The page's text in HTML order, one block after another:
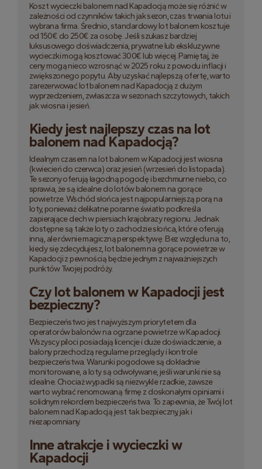
Koszt wycieczki balonem nad Kapadocją może się różnić w
zależności od czynników takich jak sezon, czas trwania lotu i
wybrana firma. Średnio, standardowy lot balonem kosztuje
od 150€ do 250€ za osobę. Jeśli szukasz bardziej
luksusowego doświadczenia, prywatne lub ekskluzywne
wycieczki mogą kosztować 300€ lub więcej. Pamiętaj, że
ceny mogą nieco wzrosnąć w 2025 roku z powodu inflacji i
zwiększonego popytu. Aby uzyskać najlepszą ofertę, warto
zarezerwować lot balonem nad Kapadocją z dużym
wyprzedzeniem, zwłaszcza w sezonach szczytowych, takich
jak wiosna i jesień.
Kiedy jest najlepszy czas na lot
balonem nad Kapadocją?
Idealnym czasem na lot balonem w Kapadocji jest wiosna
(kwiecień do czerwca) oraz jesień (wrzesień do listopada).
Te sezony oferują łagodną pogodę i bezchmurne niebo, co
sprawia, że są idealne do lotów balonem na gorące
powietrze. Wschód słońca jest najpopularniejszą porą na
loty, ponieważ delikatne poranne światło podkreśla
zapierające dech w piersiach krajobrazy regionu. Jednak
dostępne są także loty o zachodzie słońca, które oferują
inną, ale równie magiczną perspektywę. Bez względu na to,
kiedy się zdecydujesz, lot balonem na gorące powietrze w
Kapadocji z pewnością będzie jednym z najważniejszych
punktów Twojej podróży.
Czy lot balonem w Kapadocji jest
bezpieczny?
Bezpieczeństwo jest najwyższym priorytetem dla
operatorów balonów na ogrzane powietrze w Kapadocji.
Wszyscy piloci posiadają licencje i duże doświadczenie, a
balony przechodzą regularne przeglądy i kontrole
bezpieczeństwa. Warunki pogodowe są dokładnie
monitorowane, a loty są odwoływane, jeśli warunki nie są
idealne. Chociaż wypadki są niezwykle rzadkie, zawsze
warto wybrać renomowaną firmę z doskonałymi opiniami i
solidnym rekordem bezpieczeństwa. To zapewnia, że Twój lot
balonem nad Kapadocją jest tak bezpieczny, jak i
niezapomniany.
Inne atrakcje i wycieczki w
Kapadocji